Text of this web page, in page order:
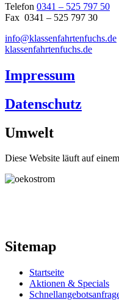
Telefon 0341 – 525 797 50
Fax 0341 – 525 797 30
info@klassenfahrtenfuchs.de
klassenfahrtenfuchs.de
Impressum
Datenschutz
Umwelt
Diese Website läuft auf
Sitemap
Startseite
Aktionen & Specials